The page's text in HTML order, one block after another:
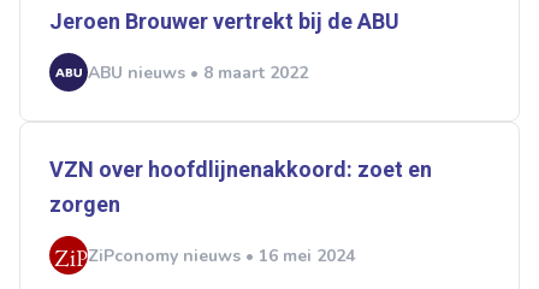
Jeroen Brouwer vertrekt bij de ABU
ABU nieuws • 8 maart 2022
VZN over hoofdlijnenakkoord: zoet en
zorgen
ZiPconomy nieuws • 16 mei 2024